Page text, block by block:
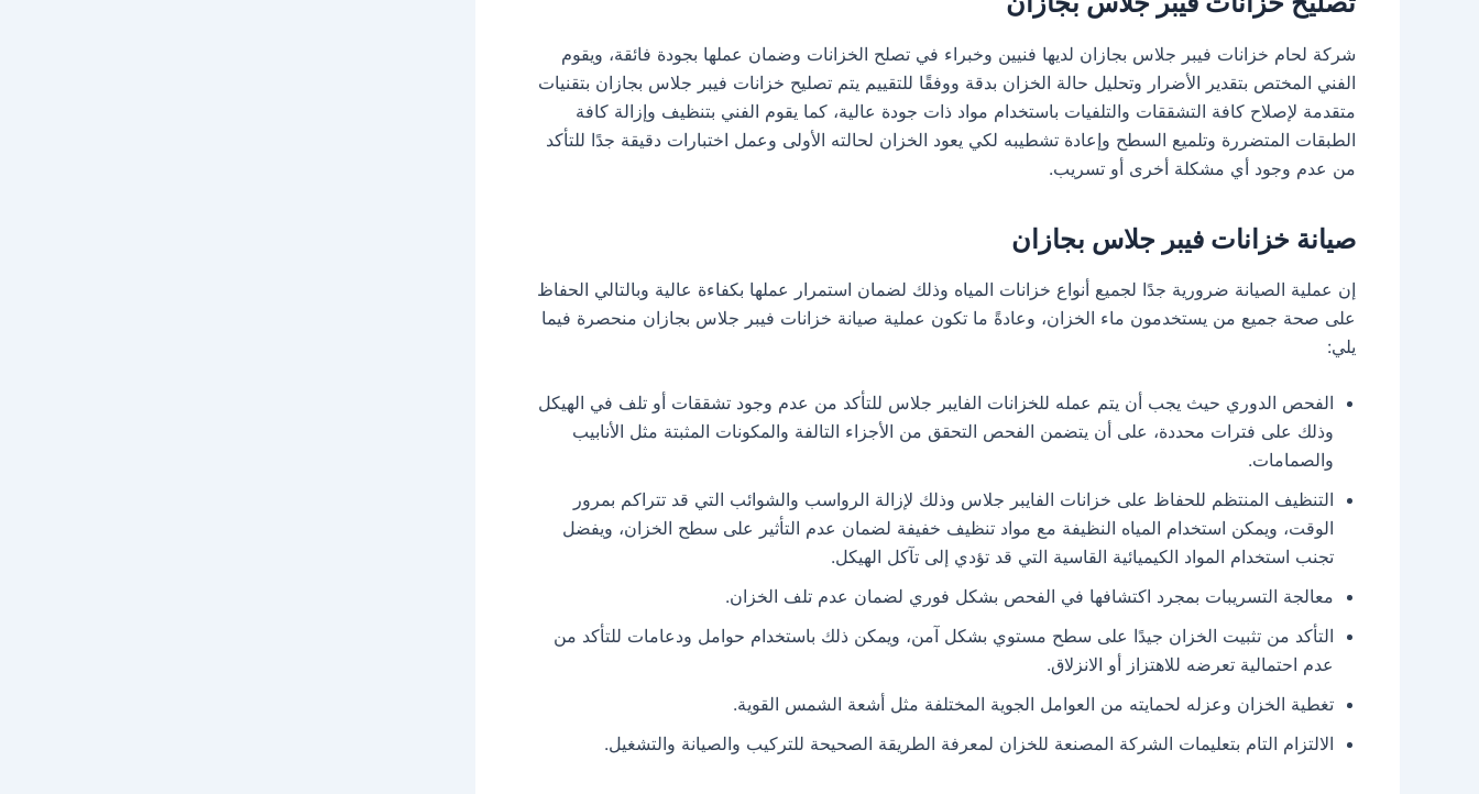
شركة لحام خزانات فيبر جلاس بجازان لديها فنيين وخبراء في تصلح الخزانات وضمان عملها بجودة فائقة، ويقوم
الفني المختص بتقدير الأضرار وتحليل حالة الخزان بدقة ووفقًا للتقييم يتم تصليح خزانات فيبر جلاس بجازان بتقنيات
متقدمة لإصلاح كافة التشققات والتلفيات باستخدام مواد ذات جودة عالية، كما يقوم الفني بتنظيف وإزالة كافة
الطبقات المتضررة وتلميع السطح وإعادة تشطيبه لكي يعود الخزان لحالته الأولى وعمل اختبارات دقيقة جدًا للتأكد
من عدم وجود أي مشكلة أخرى أو تسريب.
صيانة خزانات فيبر جلاس بجازان
إن عملية الصيانة ضرورية جدًا لجميع أنواع خزانات المياه وذلك لضمان استمرار عملها بكفاءة عالية وبالتالي الحفاظ
على صحة جميع من يستخدمون ماء الخزان، وعادةً ما تكون عملية صيانة خزانات فيبر جلاس بجازان منحصرة فيما
يلي:
الفحص الدوري حيث يجب أن يتم عمله للخزانات الفايبر جلاس للتأكد من عدم وجود تشققات أو تلف في الهيكل
وذلك على فترات محددة، على أن يتضمن الفحص التحقق من الأجزاء التالفة والمكونات المثبتة مثل الأنابيب
والصمامات.
التنظيف المنتظم للحفاظ على خزانات الفايبر جلاس وذلك لإزالة الرواسب والشوائب التي قد تتراكم بمرور
الوقت، ويمكن استخدام المياه النظيفة مع مواد تنظيف خفيفة لضمان عدم التأثير على سطح الخزان، ويفضل
تجنب استخدام المواد الكيميائية القاسية التي قد تؤدي إلى تآكل الهيكل.
معالجة التسريبات بمجرد اكتشافها في الفحص بشكل فوري لضمان عدم تلف الخزان.
التأكد من تثبيت الخزان جيدًا على سطح مستوي بشكل آمن، ويمكن ذلك باستخدام حوامل ودعامات للتأكد من
عدم احتمالية تعرضه للاهتزاز أو الانزلاق.
تغطية الخزان وعزله لحمايته من العوامل الجوية المختلفة مثل أشعة الشمس القوية.
الالتزام التام بتعليمات الشركة المصنعة للخزان لمعرفة الطريقة الصحيحة للتركيب والصيانة والتشغيل.